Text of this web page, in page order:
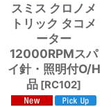
スミス クロノメ
トリック タコメ
ーター
12000RPMスパ
イ針・照明付O/H
品 [RC102]